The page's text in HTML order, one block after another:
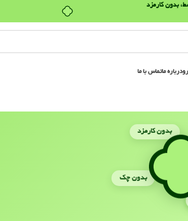
درباره ماتماس با ما
بدون کارمزد
بدون چک